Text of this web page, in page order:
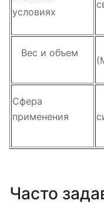
условиях
Вес и объем
Сфера
применения
Часто